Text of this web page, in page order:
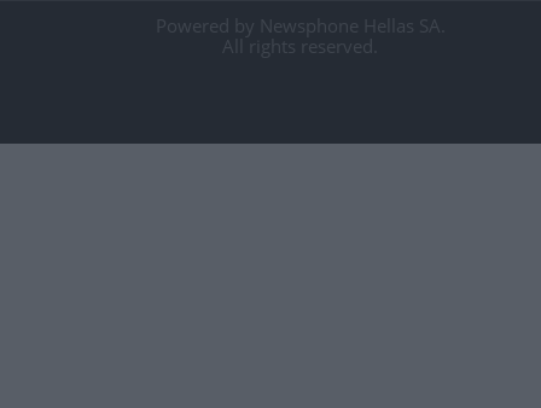
Powered by Newsphone Hellas SA.
All rights reserved.